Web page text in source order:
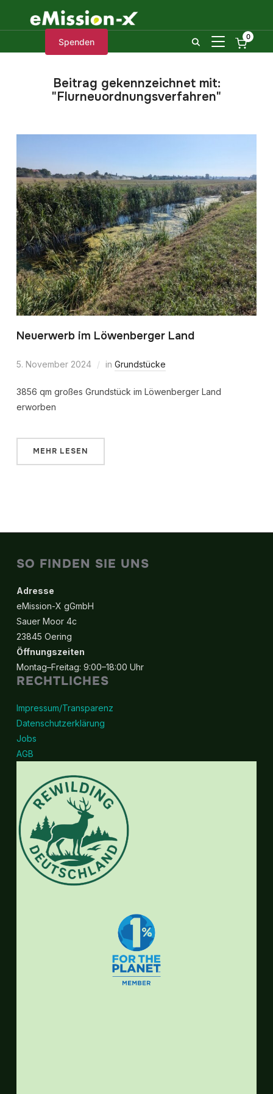
Spenden 0
Beitrag gekennzeichnet mit:
"Flurneuordnungsverfahren"
Neuerwerb im Löwenberger Land
5. November 2024 in Grundstücke
3856 qm großes Grundstück im Löwenberger Land
erworben
MEHR LESEN
SO FINDEN SIE UNS
Adresse
eMission-X gGmbH
Sauer Moor 4c
23845 Oering
Öffnungszeiten
Montag–Freitag: 9:00–18:00 Uhr
RECHTLICHES
Impressum/Transparenz
Datenschutzerklärung
Jobs
AGB